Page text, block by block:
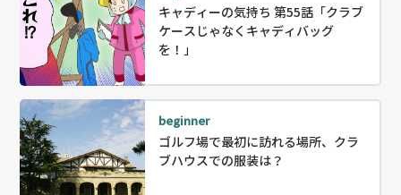
キャディーの気持ち 第55話「クラブ
ケースじゃなくキャディバッグ
を！」
beginner
ゴルフ場で最初に訪れる場所、クラ
ブハウスでの服装は？